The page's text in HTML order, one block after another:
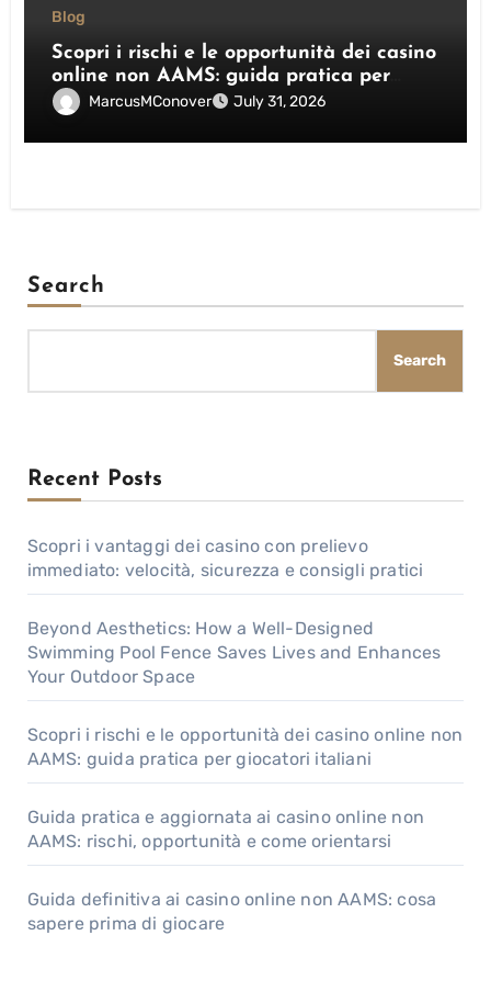
Blog
Scopri i rischi e le opportunità dei casino
online non AAMS: guida pratica per
giocatori italiani
MarcusMConover July 31, 2026
Search
Search
Recent Posts
Scopri i vantaggi dei casino con prelievo
immediato: velocità, sicurezza e consigli pratici
Beyond Aesthetics: How a Well-Designed
Swimming Pool Fence Saves Lives and Enhances
Your Outdoor Space
Scopri i rischi e le opportunità dei casino online non
AAMS: guida pratica per giocatori italiani
Guida pratica e aggiornata ai casino online non
AAMS: rischi, opportunità e come orientarsi
Guida definitiva ai casino online non AAMS: cosa
sapere prima di giocare